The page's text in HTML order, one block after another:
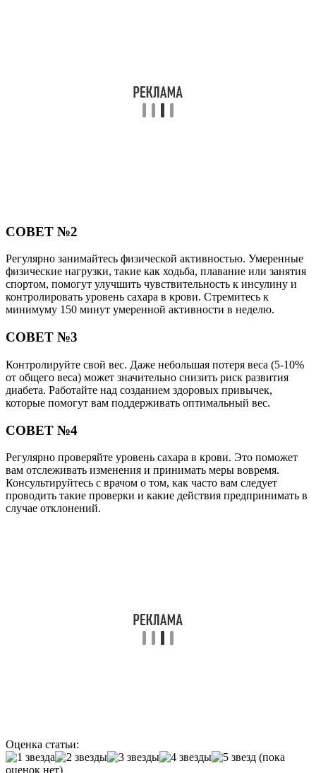
СОВЕТ №2
Регулярно занимайтесь физической активностью. Умеренные
физические нагрузки, такие как ходьба, плавание или занятия
спортом, помогут улучшить чувствительность к инсулину и
контролировать уровень сахара в крови. Стремитесь к
минимуму 150 минут умеренной активности в неделю.
СОВЕТ №3
Контролируйте свой вес. Даже небольшая потеря веса (5-10%
от общего веса) может значительно снизить риск развития
диабета. Работайте над созданием здоровых привычек,
которые помогут вам поддерживать оптимальный вес.
СОВЕТ №4
Регулярно проверяйте уровень сахара в крови. Это поможет
вам отслеживать изменения и принимать меры вовремя.
Консультируйтесь с врачом о том, как часто вам следует
проводить такие проверки и какие действия предпринимать в
случае отклонений.
Оценка статьи:
(пока
оценок нет)